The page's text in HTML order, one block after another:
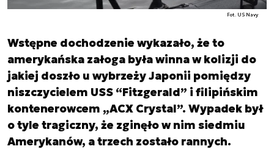
Fot. US Navy
Wstępne dochodzenie wykazało, że to
amerykańska załoga była winna w kolizji do
jakiej doszło u wybrzeży Japonii pomiędzy
niszczycielem USS “Fitzgerald” i filipińskim
kontenerowcem „ACX Crystal”. Wypadek był
o tyle tragiczny, że zginęło w nim siedmiu
Amerykanów, a trzech zostało rannych.